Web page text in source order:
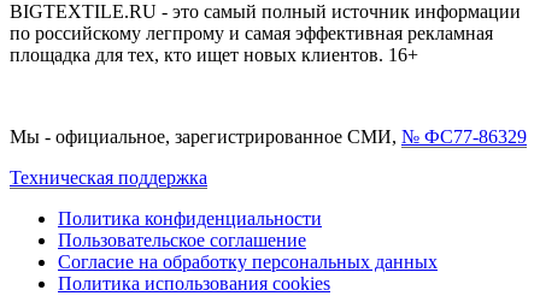
BIGTEXTILE.RU - это самый полный источник информации
по российскому легпрому и самая эффективная рекламная
площадка для тех, кто ищет новых клиентов. 16+
Мы - официальное, зарегистрированное СМИ, № ФС77-86329
Техническая поддержка
Политика конфиденциальности
Пользовательское соглашение
Согласие на обработку персональных данных
Политика использования cookies